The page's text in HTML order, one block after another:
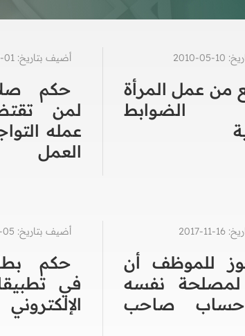
2010
من عمل المرأة
الضوابط
أضيف بتاريخ: 01-08-2018
حكم
لمن
عمله
العمل
2017
للموظف أن
نفسه
صاحب
أضيف بتاريخ: 05-11-2023
حكم
في
الإلكتروني